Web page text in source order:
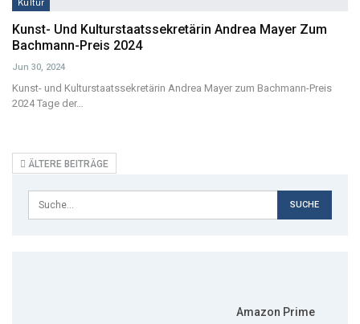
Kultur
Kunst- Und Kulturstaatssekretärin Andrea Mayer Zum
Bachmann-Preis 2024
Jun 30, 2024
Kunst- und Kulturstaatssekretärin Andrea Mayer zum Bachmann-Preis
2024Tage der…
ÄLTERE BEITRÄGE
Amazon Prime